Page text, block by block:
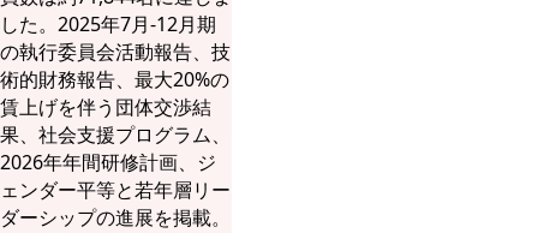
した。2025年7月-12月期
の執行委員会活動報告、技
術的財務報告、最大20%の
賃上げを伴う団体交渉結
果、社会支援プログラム、
2026年年間研修計画、ジ
ェンダー平等と若年層リー
ダーシップの進展を掲載。